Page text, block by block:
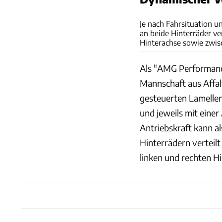
Je nach Fahrsituation
an beide Hinterräder
Hinterachse sowie
Als "AMG
Mannschaft aus
gesteuerten
und jeweils mit
Antriebskraft kann
Hinterrädern verteilt
linken und rechten